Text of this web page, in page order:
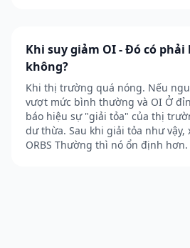
Khi suy giảm OI - Đó có
không?
Khi thị trường quá nóng. Nếu
vượt mức bình thường và OI Ở
báo hiệu sự "giải tỏa" của thị
dư thừa. Sau khi giải tỏa như
ORBS Thường thì nó ổn định hơn.